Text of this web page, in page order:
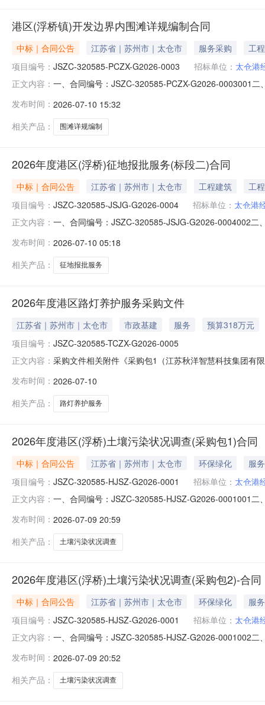
港区(浮桥镇)开发边界内围滩详规编制合同
中标｜合同公告 江苏省｜苏州市｜太仓市 服务采购
工程
项目编号： JSZC-320585-PCZX-G2026-0003 招标单位： 太仓港
正文内容： 一、合同编号：JSZC-320585-PCZX-G2026-0003001
53187860供应商（乙方）：江苏省城镇与乡村规划设计
发布时间： 2026-07-10 15:32
相关产品：
围滩详规编制
2026年度港区(浮桥)征地报批服务(标段二)合同
中标｜合同公告 江苏省｜苏州市｜太仓市 工程建筑
工程
项目编号： JSZC-320585-JSJG-G2026-0004 招标单位： 太仓港
正文内容： 一、合同编号：JSZC-320585-JSJG-G2026-0004002二
53187860供应商（乙方）：江苏新图土地规划设计咨询
发布时间： 2026-07-10 05:18
相关产品：
征地报批服务
2026年度港区路灯养护服务采购文件
江苏省｜苏州市｜太仓市 市政基建 服务
预算318万元
项目编号： JSZC-320585-TCZX-G2026-0005
正文内容： 采购文件相关附件《采购包1（江苏秋洋智慧科技集团有
发布时间： 2026-07-10
相关产品：
路灯养护服务
2026年度港区(浮桥)土壤污染状况调查(采购包1)合同
中标｜合同公告 江苏省｜苏州市｜太仓市 环保绿化
服务
项目编号： JSZC-320585-HJSZ-G2026-0001 招标单位： 太仓港
正文内容： 一、合同编号：JSZC-320585-HJSZ-G2026-0001001
方式：0512-53187860供应商（乙方）：苏州泰坤检测
发布时间： 2026-07-09 20:59
相关产品：
土壤污染状况调查
2026年度港区(浮桥)土壤污染状况调查(采购包2)-合同
中标｜合同公告 江苏省｜苏州市｜太仓市 环保绿化
服务
项目编号： JSZC-320585-HJSZ-G2026-0001 招标单位： 太仓港
正文内容： 一、合同编号：JSZC-320585-HJSZ-G2026-0001002
联系方式：0512-53187860供应商（乙方）：苏州国森
发布时间： 2026-07-09 20:52
相关产品：
土壤污染状况调查